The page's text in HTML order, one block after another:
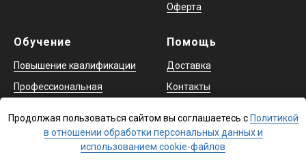
Оферта
Обучение
Повышение квалификации
Профессиональная
переподготовка
Охрана труда и аттестация
в ЕИСОТ
Помощь
Доставка
Контакты
Продолжая пользоваться сайтом вы соглашаетесь с Политикой
в отношении обработки персональных данных и
использованием cookie-файлов